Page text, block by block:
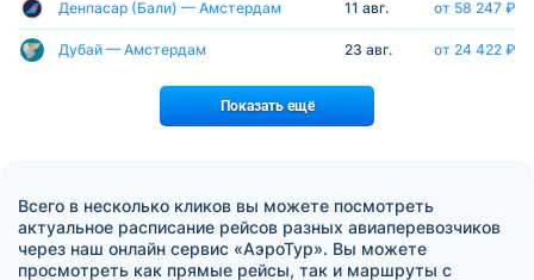
Денпасар (Бали) — Амстердам 11 авг. от 58 247 ₽
Дубай — Амстердам 23 авг. от 24 422 ₽
Показать ещё
Всего в несколько кликов вы можете посмотреть
актуальное расписание рейсов разных авиаперевозчиков
через наш онлайн сервис «АэроТур». Вы можете
просмотреть как прямые рейсы, так и маршруты с